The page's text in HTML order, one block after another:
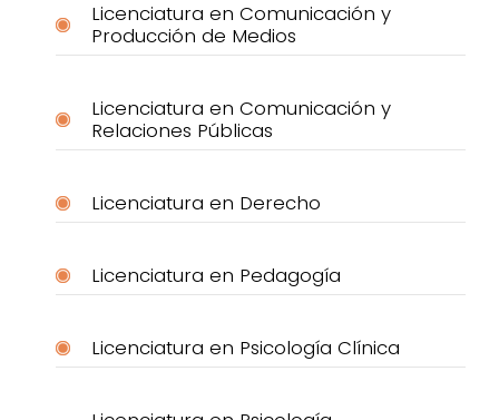
Licenciatura en Comunicación y
Producción de Medios
Licenciatura en Comunicación y
Relaciones Públicas
Licenciatura en Derecho
Licenciatura en Pedagogía
Licenciatura en Psicología Clínica